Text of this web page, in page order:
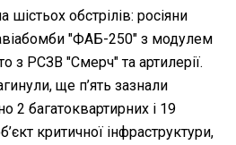
шістьох обстрілів: росіяни
"ФАБ-250" з модулем
з РСЗВ "Смерч" та артилерії.
ще п’ять зазнали
2 багатоквартирних і 19
критичної інфраструктури,